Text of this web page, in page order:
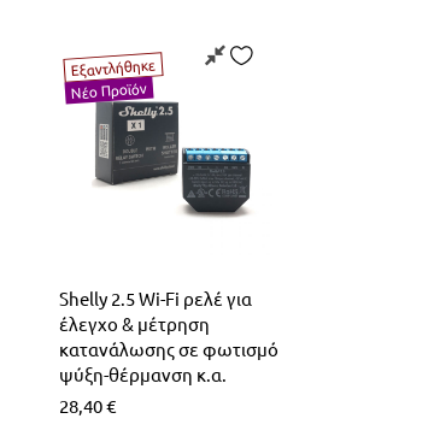
Εξαντλήθηκε
Νέο Προϊόν
Shelly 2.5 Wi-Fi ρελέ για
έλεγχο & μέτρηση
κατανάλωσης σε φωτισμό
ψύξη-θέρμανση κ.α.
28,40€